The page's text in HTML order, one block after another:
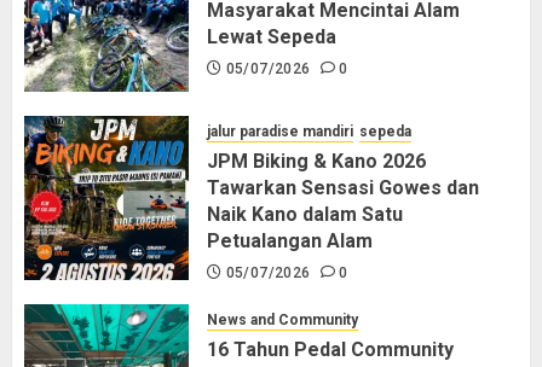
Masyarakat Mencintai Alam
Lewat Sepeda
05/07/2026 0
jalur paradise mandiri sepeda
JPM Biking & Kano 2026
Tawarkan Sensasi Gowes dan
Naik Kano dalam Satu
Petualangan Alam
05/07/2026 0
News and Community
16 Tahun Pedal Community